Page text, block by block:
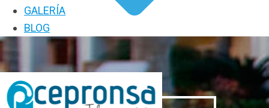
GALERÍA
BLOG